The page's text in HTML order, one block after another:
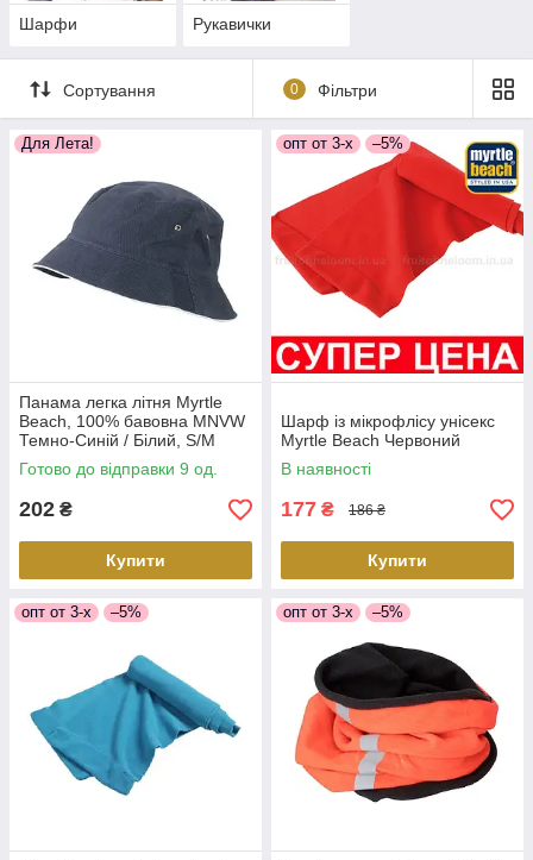
Шарфи Рукавички
Сортування 0 Фільтри
Для Лета!
Панама легка літня Myrtle
Beach, 100% бавовна MNVW
Темно-Синій / Білий, S/M
Готово до відправки 9 од.
202 ₴
Купити
опт от 3-х –5%
Шарф із мікрофлісу унісекс
Myrtle Beach Червоний
В наявності
177 ₴ 186 ₴
Купити
опт от 3-х –5% опт от 3-х –5%